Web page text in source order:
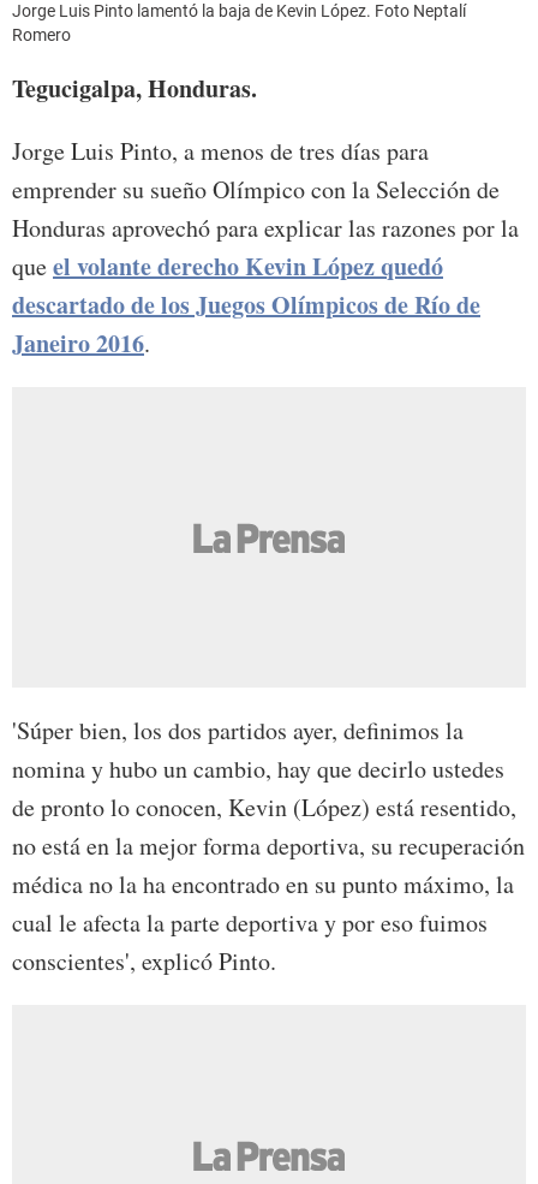
Jorge Luis Pinto lamentó la baja de Kevin López. Foto Neptalí
Romero
Tegucigalpa, Honduras.
Jorge Luis Pinto, a menos de tres días para
emprender su sueño Olímpico con la Selección de
Honduras aprovechó para explicar las razones por la
queel volante derecho Kevin López quedó
descartado de los Juegos Olímpicos de Río de
Janeiro 2016.
'Súper bien, los dos partidos ayer, definimos la
nomina y hubo un cambio, hay que decirlo ustedes
de pronto lo conocen, Kevin (López) está resentido,
no está en la mejor forma deportiva, su recuperación
médica no la ha encontrado en su punto máximo, la
cual le afecta la parte deportiva y por eso fuimos
conscientes', explicó Pinto.